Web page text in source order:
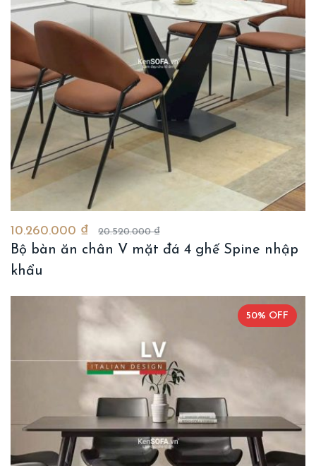
10.260.000 ₫ 20.520.000 ₫
Bộ bàn ăn chân V mặt đá 4 ghế Spine nhập
khẩu
50% OFF